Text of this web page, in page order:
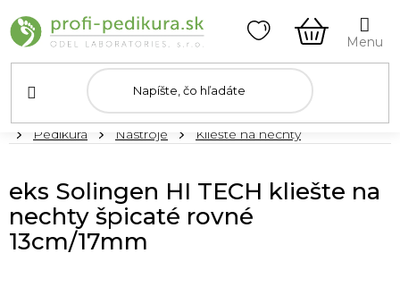
na
obsah
KOŠÍK
DomovPedikúra Nástroje Kliešte na nechty
eks Solingen HI TECH kliešte na
nechty špicaté rovné
13cm/17mm